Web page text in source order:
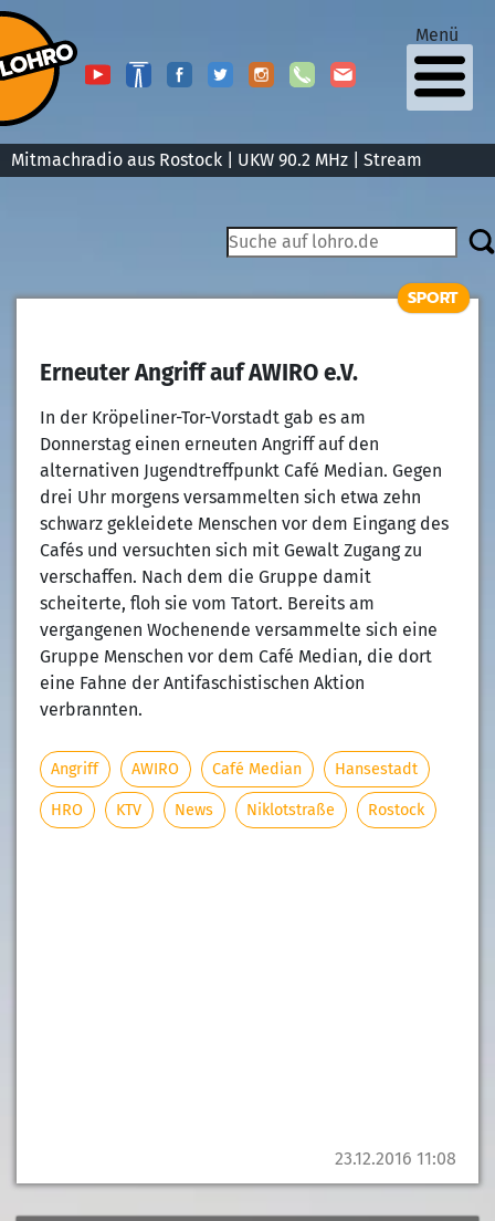
Mitmachradio aus Rostock | UKW 90.2 MHz | Stream
Menü
SPORT
23.12.2016 11:08
Erneuter Angriff auf AWIRO e.V.
In der Kröpeliner-Tor-Vorstadt gab es am
Donnerstag einen erneuten Angriff auf den
alternativen Jugendtreffpunkt Café Median. Gegen
drei Uhr morgens versammelten sich etwa zehn
schwarz gekleidete Menschen vor dem Eingang des
Cafés und versuchten sich mit Gewalt Zugang zu
verschaffen. Nach dem die Gruppe damit
scheiterte, floh sie vom Tatort. Bereits am
vergangenen Wochenende versammelte sich eine
Gruppe Menschen vor dem Café Median, die dort
eine Fahne der Antifaschistischen Aktion
verbrannten.
Angriff AWIRO Café Median Hansestadt
HRO KTV News Niklotstraße Rostock